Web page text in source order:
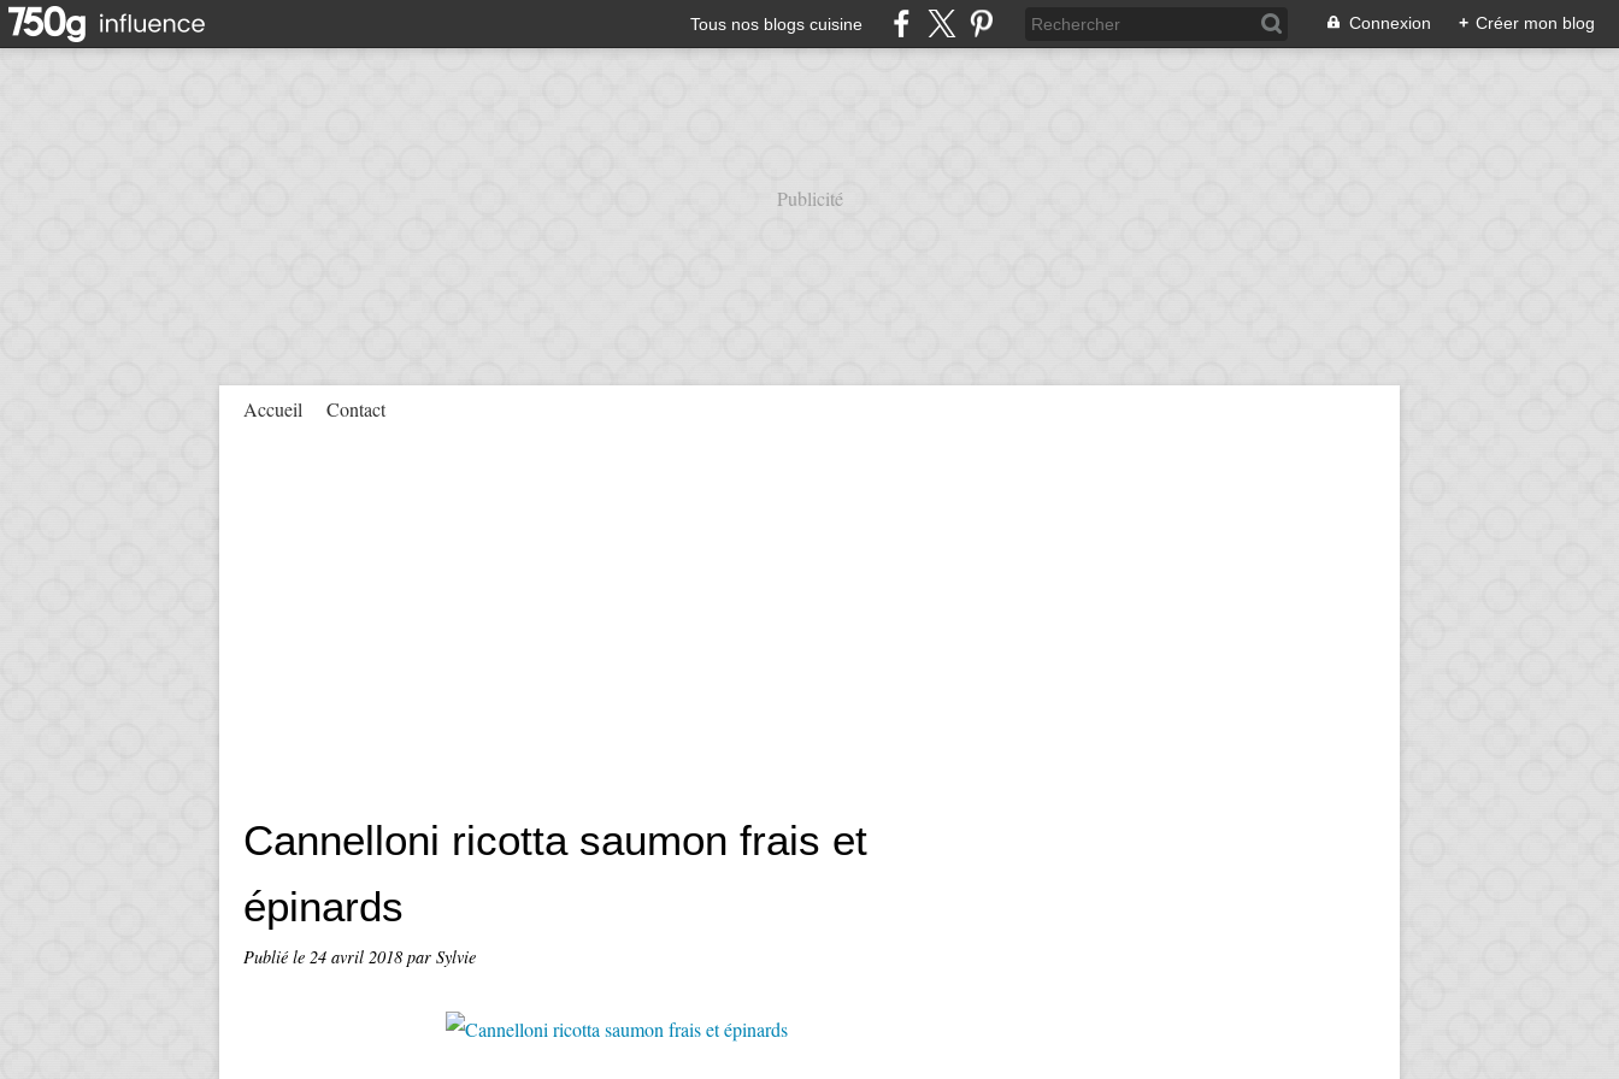
Tous nos blogs cuisine Connexion + Créer mon blog
Publicité
Accueil Contact
Cannelloni ricotta saumon frais et
épinards
Publié le 24 avril 2018 par Sylvie